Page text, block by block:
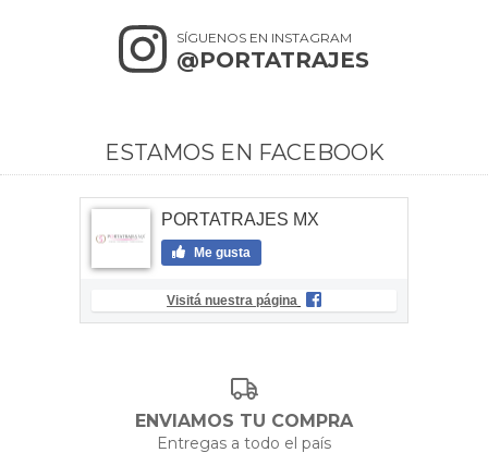
SÍGUENOS EN INSTAGRAM
@PORTATRAJES
ESTAMOS EN FACEBOOK
PORTATRAJES MX
Me gusta
Visitá nuestra página
ENVIAMOS TU COMPRA
Entregas a todo el país